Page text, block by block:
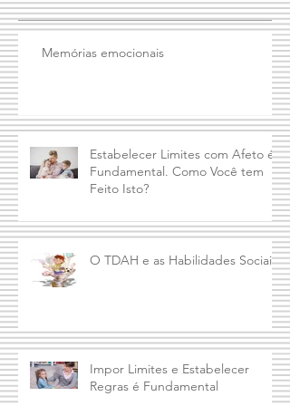
Posts Recentes
Estabelecer Limites com Afeto é
Feito Isto?
O TDAH e as Habilidades Sociais